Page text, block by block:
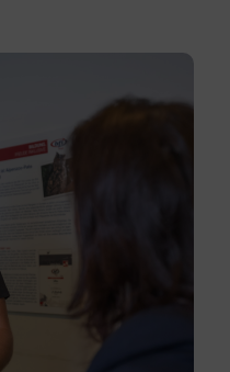
Förderhinweis
Das Land Tirol
der Kurskosten.
finden Sie unter